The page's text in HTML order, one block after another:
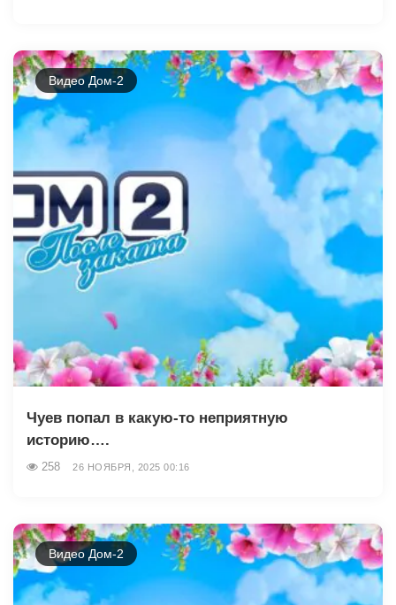
Видео Дом-2
Чуев попал в какую-то неприятную
историю….
258 26 НОЯБРЯ, 2025 00:16
Видео Дом-2